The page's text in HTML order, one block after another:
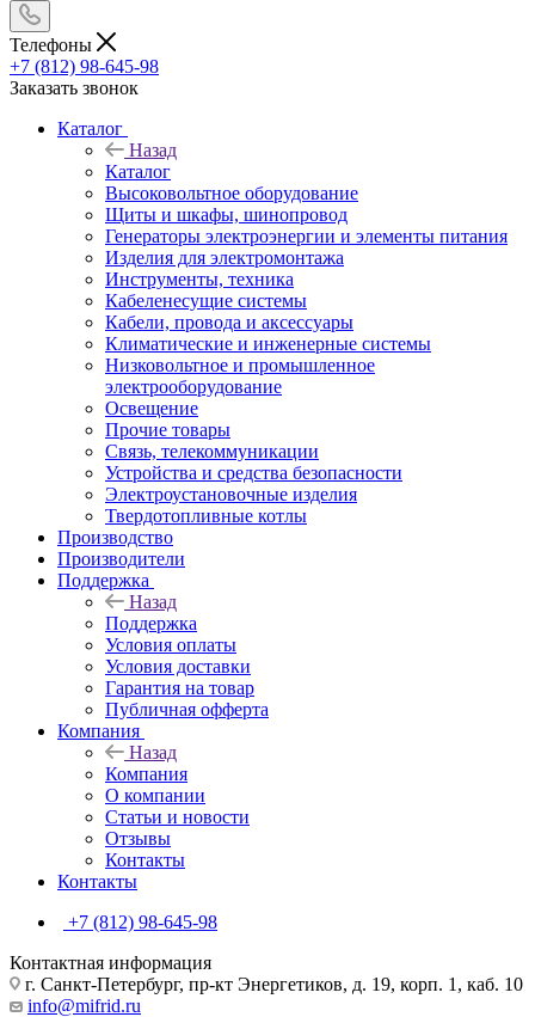
Телефоны
+7 (812) 98-645-98
Заказать звонок
Каталог
Назад
Каталог
Высоковольтное оборудование
Щиты и шкафы, шинопровод
Генераторы электроэнергии и элементы питания
Изделия для электромонтажа
Инструменты, техника
Кабеленесущие системы
Кабели, провода и аксессуары
Климатические и инженерные системы
Низковольтное и промышленное
электрооборудование
Освещение
Прочие товары
Связь, телекоммуникации
Устройства и средства безопасности
Электроустановочные изделия
Твердотопливные котлы
Производство
Производители
Поддержка
Назад
Поддержка
Условия оплаты
Условия доставки
Гарантия на товар
Публичная офферта
Компания
Назад
Компания
О компании
Статьи и новости
Отзывы
Контакты
Контакты
+7 (812) 98-645-98
Контактная информация
г. Санкт-Петербург, пр-кт Энергетиков, д. 19, корп. 1, каб. 10
info@mifrid.ru